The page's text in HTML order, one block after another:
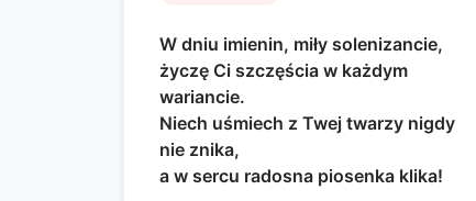
W dniu imienin, miły solenizancie,
życzę Ci szczęścia w każdym
wariancie.
Niech uśmiech z Twej twarzy nigdy
nie znika,
a w sercu radosna piosenka klika!